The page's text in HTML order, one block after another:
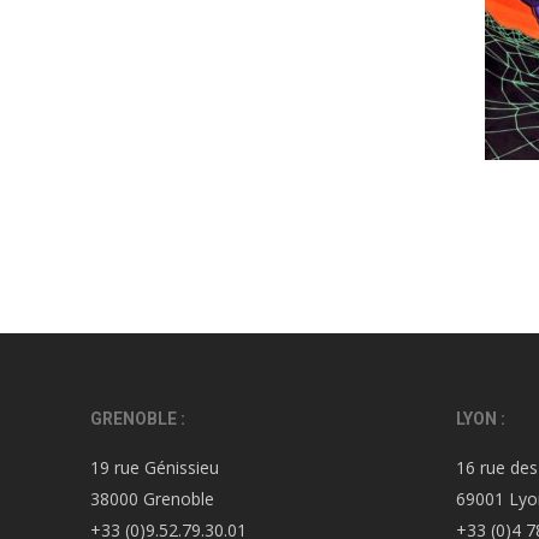
GRENOBLE :
19 rue Génissieu
38000 Grenoble
+33 (0)9.52.79.30.01
LYON :
16 rue
69001
+33 (0)4